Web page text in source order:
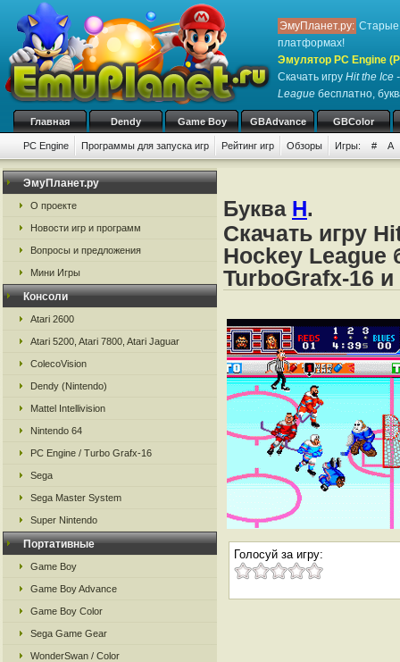
ЭмуПланет.ру: Старые
платформах!
Эмулятор PC Engine
Скачать игру Hit the Ice
League бесплатно,
Главная Dendy Game Boy GBAdvance GBColor
PC Engine Программы для запуска игр Рейтинг игр Обзоры Игры: # A
ЭмуПланет.ру
О проекте
Новости игр и программ
Вопросы и предложения
Мини Игры
Консоли
Atari 2600
Atari 5200, Atari 7800, Atari Jaguar
ColecoVision
Dendy (Nintendo)
Mattel Intellivision
Nintendo 64
PC Engine / Turbo Grafx-16
Sega
Sega Master System
Super Nintendo
Портативные
Game Boy
Game Boy Advance
Game Boy Color
Sega Game Gear
WonderSwan / Color
Буква H.
Скачать игру
Hockey League
TurboGrafx-16
Голосуй за игру: